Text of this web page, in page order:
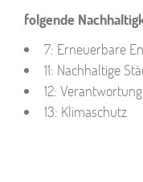
folgende
7: Erneuerbare
11: Nachhaltige
12:
13: Klimaschutz